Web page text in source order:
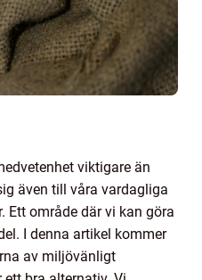
viktigare än
även till våra vardagliga
Ett område där vi kan göra
I denna artikel kommer
av miljövänligt